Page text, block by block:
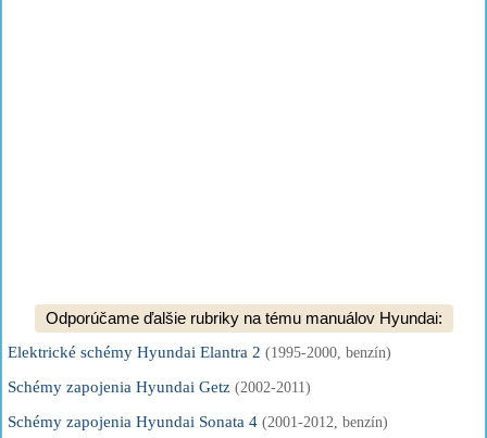
Odporúčame ďalšie rubriky na tému manuálov Hyundai:
Elektrické schémy Hyundai Elantra 2 (1995-2000, benzín)
Schémy zapojenia Hyundai Getz (2002-2011)
Schémy zapojenia Hyundai Sonata 4 (2001-2012, benzín)